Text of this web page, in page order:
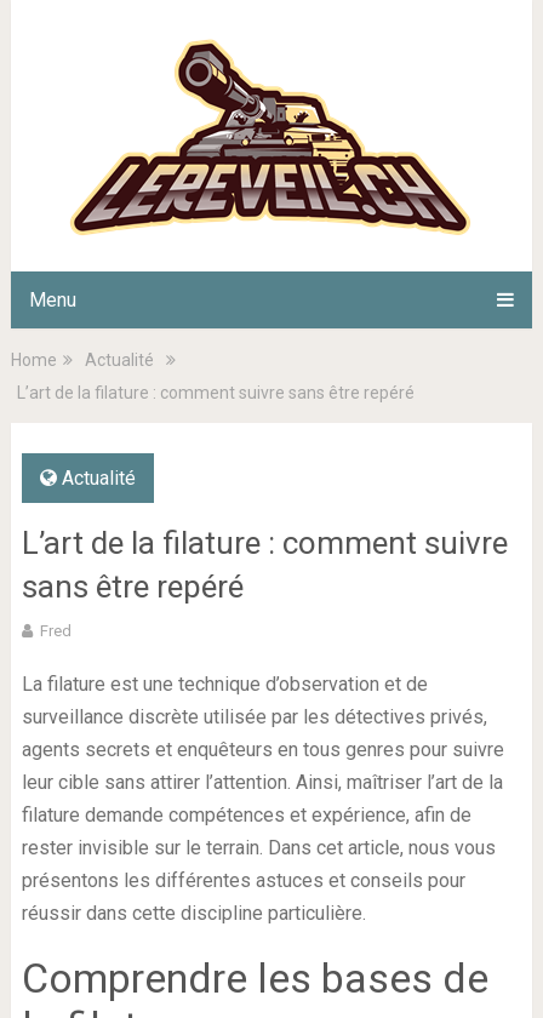
Menu
Home
Actualité
L’art de la filature : comment suivre sans être repéré
Actualité
L’art de la filature : comment suivre
sans être repéré
Fred
La filature est une technique d’observation et de
surveillance discrète utilisée par les détectives privés,
agents secrets et enquêteurs en tous genres pour suivre
leur cible sans attirer l’attention. Ainsi, maîtriser l’art de la
filature demande compétences et expérience, afin de
rester invisible sur le terrain. Dans cet article, nous vous
présentons les différentes astuces et conseils pour
réussir dans cette discipline particulière.
Comprendre les bases de